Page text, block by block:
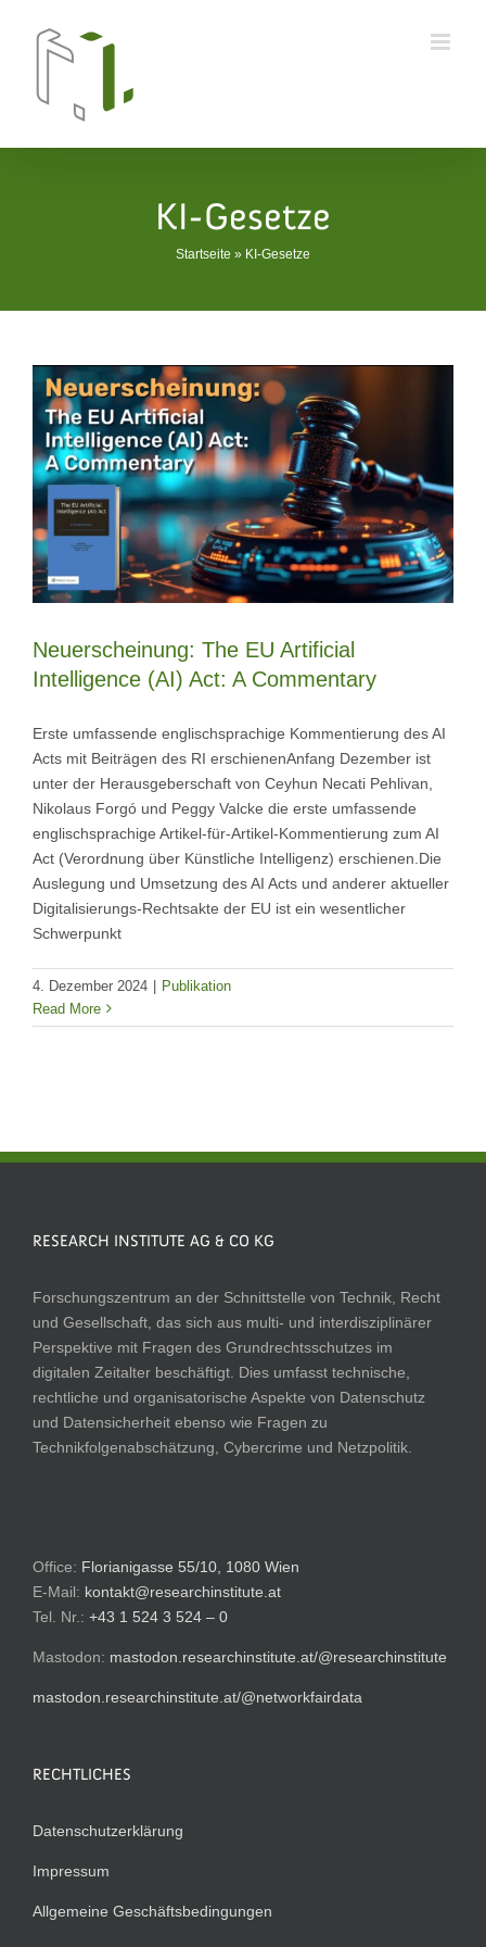
KI-Gesetze
Startseite » KI-Gesetze
Neuerscheinung: The EU Artificial
Intelligence (AI) Act: A Commentary
Erste umfassende englischsprachige Kommentierung des AI
Acts mit Beiträgen des RI erschienenAnfang Dezember ist
unter der Herausgeberschaft von Ceyhun Necati Pehlivan,
Nikolaus Forgó und Peggy Valcke die erste umfassende
englischsprachige Artikel-für-Artikel-Kommentierung zum AI
Act (Verordnung über Künstliche Intelligenz) erschienen.Die
Auslegung und Umsetzung des AI Acts und anderer aktueller
Digitalisierungs-Rechtsakte der EU ist ein wesentlicher
Schwerpunkt
4. Dezember 2024 | Publikation
Read More
RESEARCH INSTITUTE AG & CO KG
Forschungszentrum an der Schnittstelle von Technik, Recht
und Gesellschaft, das sich aus multi- und interdisziplinärer
Perspektive mit Fragen des Grundrechtsschutzes im
digitalen Zeitalter beschäftigt. Dies umfasst technische,
rechtliche und organisatorische Aspekte von Datenschutz
und Datensicherheit ebenso wie Fragen zu
Technikfolgenabschätzung, Cybercrime und Netzpolitik.
Office: Florianigasse 55/10, 1080 Wien
E-Mail: kontakt@researchinstitute.at
Tel. Nr.: +43 1 524 3 524 – 0
Mastodon: mastodon.researchinstitute.at/@researchinstitute
mastodon.researchinstitute.at/@networkfairdata
RECHTLICHES
Datenschutzerklärung
Impressum
Allgemeine Geschäftsbedingungen